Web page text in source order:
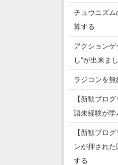
チュウニズム
算する
アクションゲ
し”が出来ま
ラジコンを無
【新歓ブロ
語未経験が学
【新歓ブロ
ンが押され
する